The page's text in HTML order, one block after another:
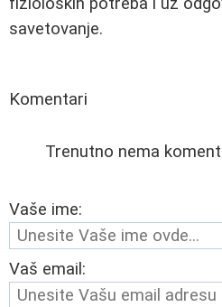
savetovanje.
Komentari
Trenutno nema
Vaše ime:
Vaš email: